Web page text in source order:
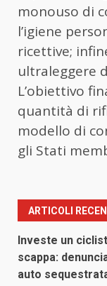
monouso di
l’igiene
ricettive;
ultraleggere
L’obiettivo
quantità di
modello di
gli Stati
ARTICOLI
Investe un
scappa:
auto